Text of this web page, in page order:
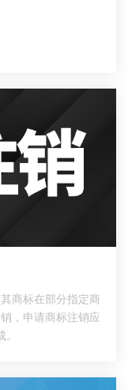
商标在部分指定商
，申请商标注销应